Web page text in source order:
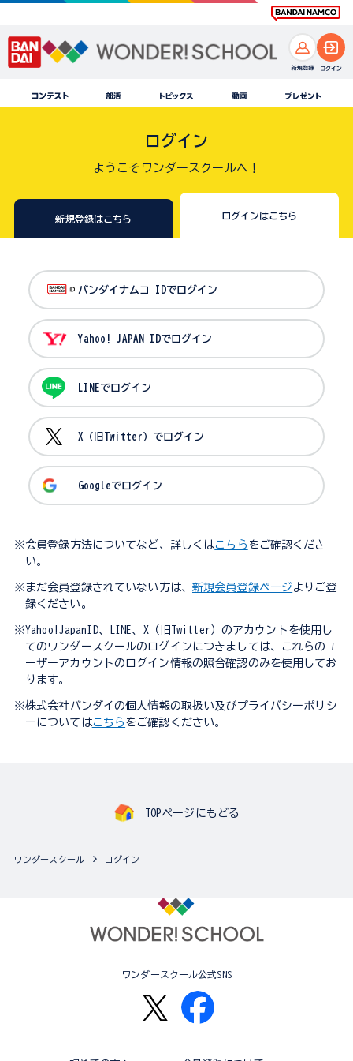
ログイン
ようこそワンダースクールへ！
新規登録はこちら ログインはこちら
バンダイナムコ IDでログイン
Yahoo! JAPAN IDでログイン
LINEでログイン
X（旧Twitter）でログイン
Googleでログイン
※会員登録方法についてなど、詳しくはこちら をご確認くださ
い。
※まだ会員登録されていない方は、 新規会員登録ページ よりご登
録ください。
※Yahoo!JapanID、LINE、X（旧Twitter）のアカウントを使用し
てのワンダースクールのログインにつきましては、これらのユ
ーザーアカウントのログイン情報の照合確認のみを使用してお
ります。
※株式会社バンダイの個人情報の取扱い及びプライバシーポリシ
ーについてはこちら をご確認ください。
TOPページにもどる
ワンダースクール ログイン
ワンダースクール公式SNS